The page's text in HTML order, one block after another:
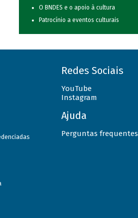
O BNDES e o apoio à cultura
Patrocínio a eventos culturais
Redes Sociais
YouTube
Instagram
Ajuda
Perguntas frequentes